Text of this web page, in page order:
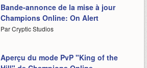
Bande-annonce de la mise à jour
Champions Online: On Alert
Par Cryptic Studios
Aperçu du mode PvP "King of the